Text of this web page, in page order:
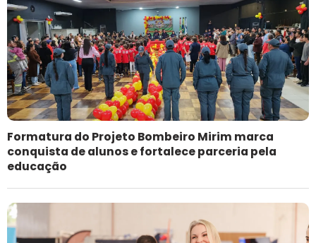
Formatura do Projeto Bombeiro Mirim marca
conquista de alunos e fortalece parceria pela
educação